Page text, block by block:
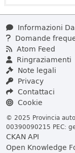
Informazioni
Domande
Atom Feed
Ringraziamenti
Note legali
Privacy
Contattaci
Cookie
© 2025 Provincia
00390090215 PEC:
CKAN API
Open Knowledge